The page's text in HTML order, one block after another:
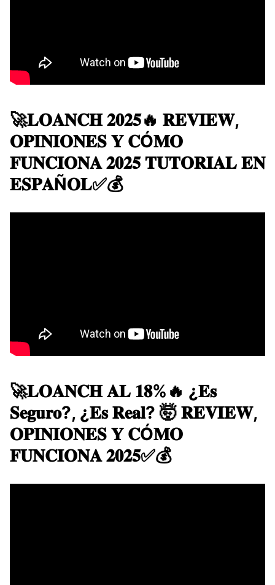
🚀​​𝐋𝐎𝐀𝐍𝐂𝐇 𝟐𝟎𝟐𝟓🔥 𝐑𝐄𝐕𝐈𝐄𝐖,
𝐎𝐏𝐈𝐍𝐈𝐎𝐍𝐄𝐒 𝐘 𝐂Ó𝐌𝐎
𝐅𝐔𝐍𝐂𝐈𝐎𝐍𝐀 𝟐𝟎𝟐𝟓 𝐓𝐔𝐓𝐎𝐑𝐈𝐀𝐋 𝐄𝐍
𝐄𝐒𝐏𝐀Ñ𝐎𝐋✅💰
🚀​​𝐋𝐎𝐀𝐍𝐂𝐇 𝐀𝐋 𝟏𝟖%🔥 ¿𝐄𝐬
𝐒𝐞𝐠𝐮𝐫𝐨?, ¿𝐄𝐬 𝐑𝐞𝐚𝐥? 🤯 𝐑𝐄𝐕𝐈𝐄𝐖,
𝐎𝐏𝐈𝐍𝐈𝐎𝐍𝐄𝐒 𝐘 𝐂Ó𝐌𝐎
𝐅𝐔𝐍𝐂𝐈𝐎𝐍𝐀 𝟐𝟎𝟐𝟓✅💰